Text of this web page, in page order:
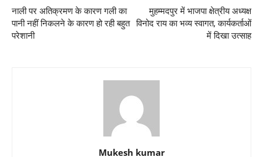
नाली पर अतिक्रमण के कारण गली का
पानी नहीं निकलने के कारण हो रही बहुत
परेशानी
मुहम्मदपुर में भाजपा क्षेत्रीय अध्यक्ष
विनोद राय का भव्य स्वागत, कार्यकर्ताओं
में दिखा उत्साह
Mukesh kumar